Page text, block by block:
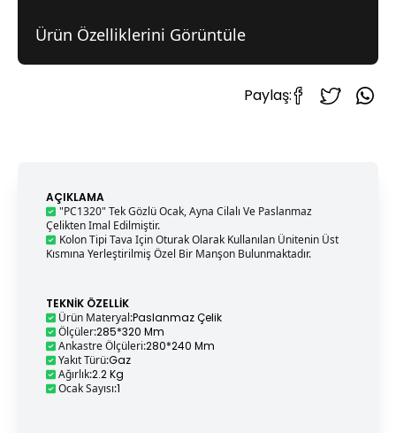
Ürün Özelliklerini Görüntüle
Paylaş:
AÇIKLAMA
"PC1320" Tek Gözlü Ocak, Ayna Cilalı Ve Paslanmaz
Çelikten Imal Edilmiştir.
Kolon Tipi Tava Için Oturak Olarak Kullanılan Ünitenin Üst
Kısmına Yerleştirilmiş Özel Bir Manşon Bulunmaktadır.
TEKNIK ÖZELLIK
Ürün Materyal:Paslanmaz Çelik
Ölçüler:285*320 Mm
Ankastre Ölçüleri:280*240 Mm
Yakıt Türü:Gaz
Ağırlık:2.2 Kg
Ocak Sayısı:1